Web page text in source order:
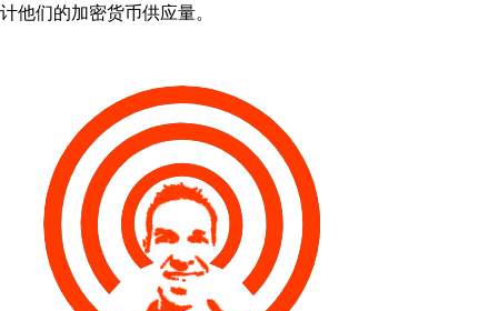
计他们的加密货币供应量。